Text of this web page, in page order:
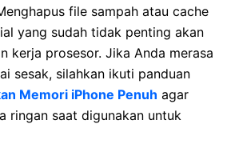
file sampah atau cache
yang sudah tidak penting akan
kerja prosesor. Jika Anda merasa
sesak, silahkan ikuti panduan
Memori iPhone Penuh agar
ringan saat digunakan untuk